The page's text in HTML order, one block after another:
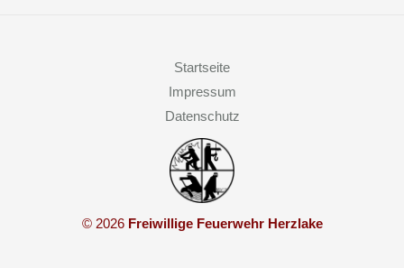
Startseite
Impressum
Datenschutz
© 2026 Freiwillige Feuerwehr Herzlake